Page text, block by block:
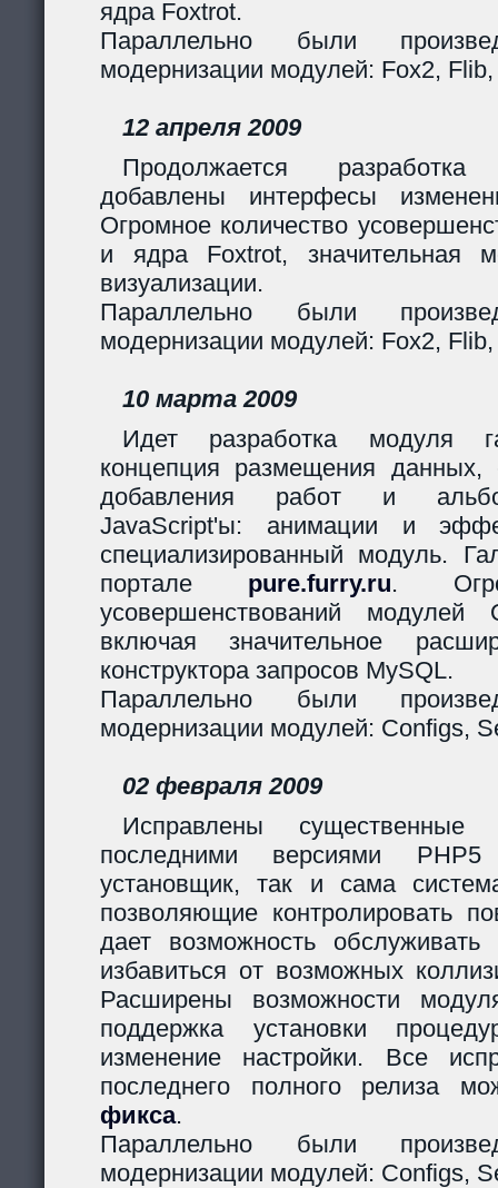
ядра Foxtrot.
Параллельно были
модернизации модулей: Fox2,
12 апреля 2009
Продолжается
добавлены интерфесы
Огромное количество
и ядра Foxtrot, значительная
визуализации.
Параллельно были
модернизации модулей: Fox2,
10 марта 2009
Идет разработка модуля
концепция размещения данных,
добавления работ и
JavaScript'ы: анимации и
специализированный модуль.
портале pure.furry.ru.
усовершенствований
включая значительное
конструктора запросов MySQL.
Параллельно были
модернизации модулей: Configs,
02 февраля 2009
Исправлены существенные
последними версиями
установщик, так и сама
позволяющие контролировать
дает возможность
избавиться от возможных
Расширены возможности
поддержка установки
изменение настройки. Все
последнего полного релиза
фикса.
Параллельно были
модернизации модулей: Configs,